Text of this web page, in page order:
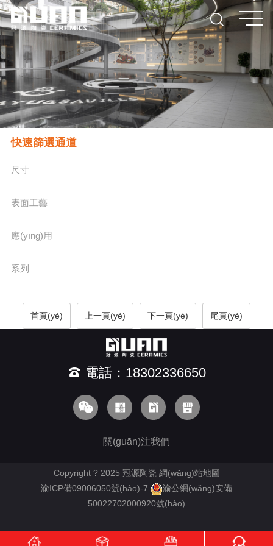
快速篩選通道
尺寸
表面工藝
應(yīng)用
系列
首頁(yè) 上一頁(yè) 下一頁(yè) 尾頁(yè)
電話：18302336650
關(guān)注我們
Copyright ? 2025 冠源陶瓷 網(wǎng)站地圖
渝ICP備09006050號(hào)-7
渝公網(wǎng)安備
50022702000920號(hào)